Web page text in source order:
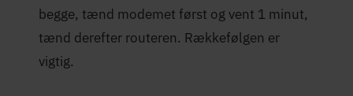
begge, tænd modemet først og vent 1 minut,
tænd derefter routeren. Rækkefølgen er
vigtig.